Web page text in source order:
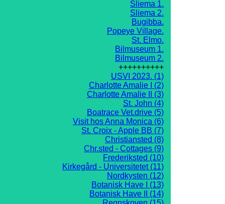
Sliema 1.
Sliema 2.
Bugibba.
Popeye Village.
St. Elmo.
Bilmuseum 1.
Bilmuseum 2.
++++++++++
USVI 2023. (1)
Charlotte Amalie I (2)
Charlotte Amalie II (3)
St. John (4)
Boatrace Vet.drive (5)
Visit hos Anna Monica (6)
St. Croix - Apple BB (7)
Christiansted (8)
Chr.sted - Cottages (9)
Frederiksted (10)
Kirkegård - Universitetet (11)
Nordkysten (12)
Botanisk Have I (13)
Botanisk Have II (14)